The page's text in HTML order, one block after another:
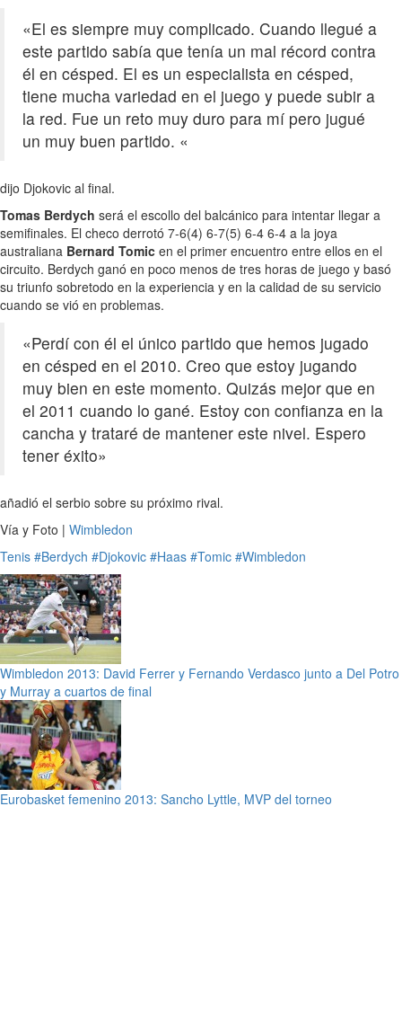
«El es siempre muy complicado. Cuando llegué a
este partido sabía que tenía un mal récord contra
él en césped. El es un especialista en césped,
tiene mucha variedad en el juego y puede subir a
la red. Fue un reto muy duro para mí pero jugué
un muy buen partido. «
dijo Djokovic al final.
Tomas Berdych será el escollo del balcánico para intentar llegar a
semifinales. El checo derrotó 7-6(4) 6-7(5) 6-4 6-4 a la joya
australiana Bernard Tomic en el primer encuentro entre ellos en el
circuito. Berdych ganó en poco menos de tres horas de juego y basó
su triunfo sobretodo en la experiencia y en la calidad de su servicio
cuando se vió en problemas.
«Perdí con él el único partido que hemos jugado
en césped en el 2010. Creo que estoy jugando
muy bien en este momento. Quizás mejor que en
el 2011 cuando lo gané. Estoy con confianza en la
cancha y trataré de mantener este nivel. Espero
tener éxito»
añadió el serbio sobre su próximo rival.
Vía y Foto | Wimbledon
Tenis #Berdych #Djokovic #Haas #Tomic #Wimbledon
Wimbledon 2013: David Ferrer y Fernando Verdasco junto a Del Potro
y Murray a cuartos de final
Eurobasket femenino 2013: Sancho Lyttle, MVP del torneo